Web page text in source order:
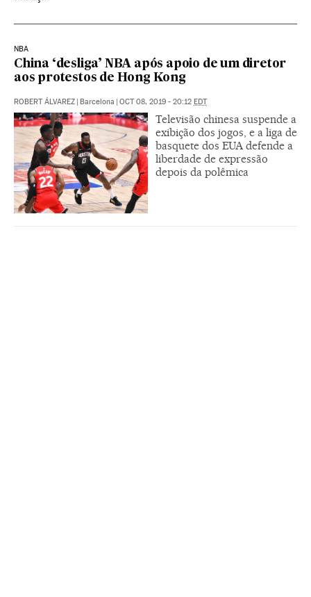
NBA
China ‘desliga’ NBA após apoio de um diretor
aos protestos de Hong Kong
ROBERT ÁLVAREZ Barcelona OCT 08, 2019 - 20:12 EDT
Televisão chinesa suspende a
exibição dos jogos, e a liga de
basquete dos EUA defende a
liberdade de expressão
depois da polêmica